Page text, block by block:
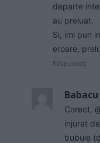
departe
au preluat.
Si, imi pun
eroare,
Răspundeți
Babacu
Corect,
injurat
bubuie